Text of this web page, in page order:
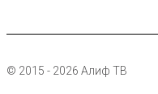
© 2015 - 2026 Алиф ТВ